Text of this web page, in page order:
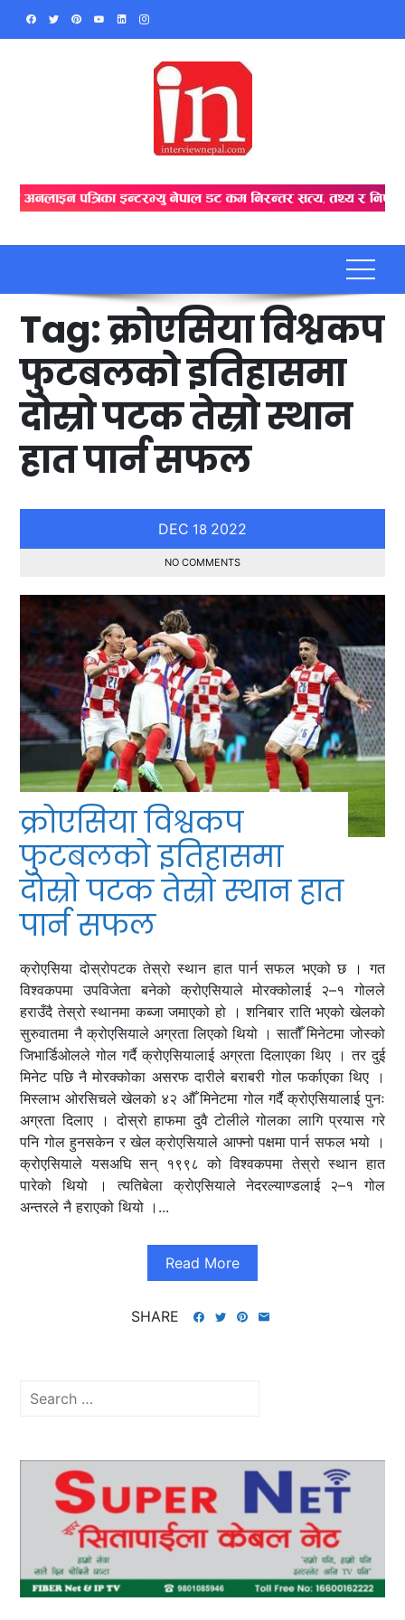
Skip
Tag:क्रोएसिया विश्वकप
फुटबलको इतिहासमा
दोस्रो पटक तेस्रो स्थान
हात पार्न सफल
DEC 18 2022
NO COMMENTS
क्रोएसिया विश्वकप
फुटबलको इतिहासमा
दोस्रो पटक तेस्रो स्थान हात
पार्न सफल
क्रोएसिया दोस्रोपटक तेस्रो स्थान हात पार्न सफल भएको छ । गत
विश्वकपमा उपविजेता बनेको क्रोएसियाले मोरक्कोलाई २–१ गोलले
हराउँदै तेस्रो स्थानमा कब्जा जमाएको हो । शनिबार राति भएको खेलको
सुरुवातमा नै क्रोएसियाले अग्रता लिएको थियो । सातौँ मिनेटमा जोस्को
जिभार्डिओलले गोल गर्दै क्रोएसियालाई अग्रता दिलाएका थिए । तर दुई
मिनेट पछि नै मोरक्कोका असरफ दारीले बराबरी गोल फर्काएका थिए ।
मिस्लाभ ओरसिचले खेलको ४२ औँ मिनेटमा गोल गर्दै क्रोएसियालाई पुनः
अग्रता दिलाए । दोस्रो हाफमा दुवै टोलीले गोलका लागि प्रयास गरे
पनि गोल हुनसकेन र खेल क्रोएसियाले आफ्नो पक्षमा पार्न सफल भयो ।
क्रोएसियाले यसअघि सन् १९९८ को विश्वकपमा तेस्रो स्थान हात
पारेको थियो । त्यतिबेला क्रोएसियाले नेदरल्याण्डलाई २–१ गोल
अन्तरले नै हराएको थियो ।​...
Read More
SHARE
Search